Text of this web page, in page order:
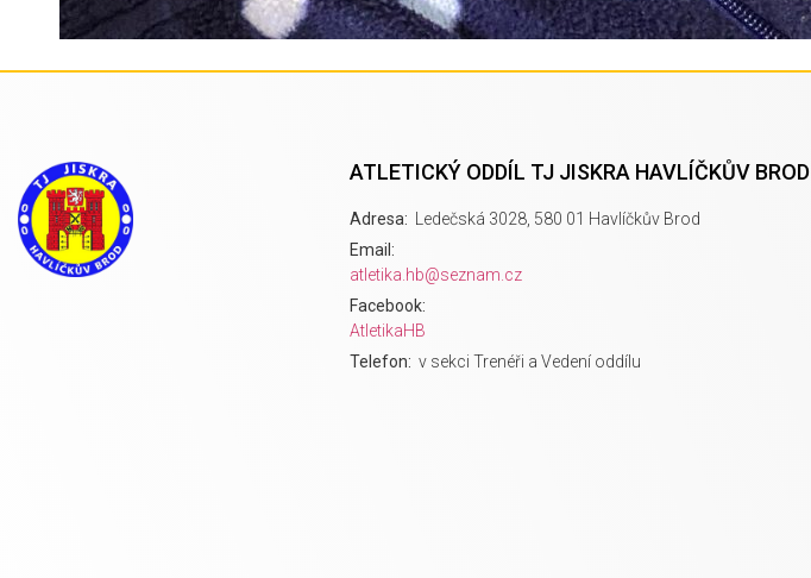
ATLETICKÝ ODDÍL TJ JISKRA HAVLÍČKŮV BROD
Adresa: Ledečská 3028, 580 01 Havlíčkův Brod
Email:
atletika.hb@seznam.cz
Facebook:
AtletikaHB
Telefon: v sekci Trenéři a Vedení oddílu